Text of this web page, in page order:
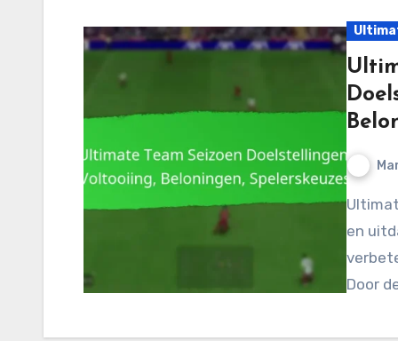
Ultimate Team Seizoensdoelen zijn specifieke taken
en
Door